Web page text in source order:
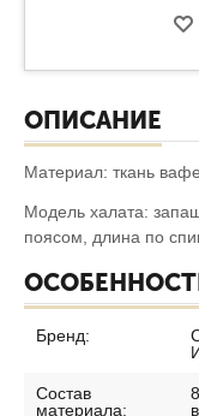
ОПИСАНИЕ
Материал: ткань
Модель халата:
поясом, длина по
Бренд:
Состав
материала: